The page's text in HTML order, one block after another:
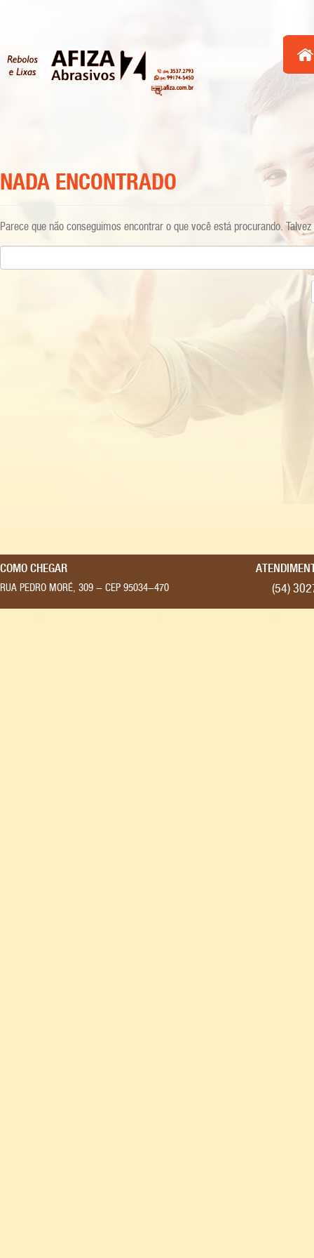
NADA ENCONTRADO
Parece que não conseguimos encontrar o que você está procurando.
COMO CHEGAR
RUA PEDRO MORÉ, 309 - CEP 95034-470 (54)